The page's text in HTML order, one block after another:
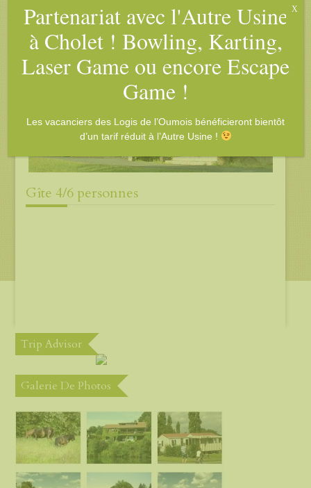
Gîte 4/6 personnes
Trip Advisor
Galerie De Photos
Partenariat avec l'Autre Usine
à Cholet ! Bowling, Karting,
Laser Game ou encore Escape
Game !
Les vacanciers des Logis de l’Oumois bénéficieront bientôt
d’un tarif réduit à l’Autre Usine !
X